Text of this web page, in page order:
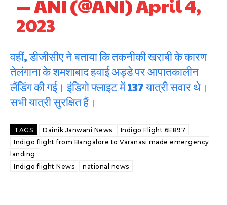
— ANI (@ANI)April 4,
2023
वहीं, डीजीसीए ने बताया कि तकनीकी खराबी के कारण
तेलंगाना के शमशाबाद हवाई अड्डे पर आपातकालीन
लैंडिंग की गई। इंडिगो फ्लाइट में 137 यात्री सवार थे।
सभी यात्री सुरक्षित हैं।
TAGS Dainik Janwani News
Indigo Flight 6E897
Indigo flight from Bangalore to Varanasi made emergency
landing
Indigo flight News
national news